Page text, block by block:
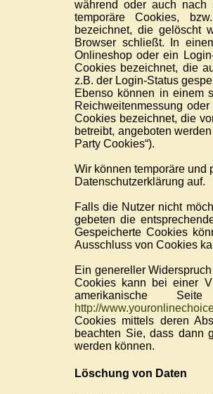
während oder auch nach
temporäre Cookies,
bezeichnet, die gelöscht
Browser schließt. In
Onlineshop oder ein
Cookies bezeichnet, die
z.B. der Login-Status
Ebenso können in einem
Reichweitenmessung
Cookies bezeichnet, die
betreibt, angeboten
Party Cookies“).
Wir können temporäre und
Datenschutzerklärung auf.
Falls die Nutzer nicht
gebeten die
Gespeicherte Cookies
Ausschluss von Cookies
Ein genereller
Cookies kann bei einer
amerikanische
http://
Cookies mittels deren
beachten Sie, dass dann
werden können.
Löschung von Daten